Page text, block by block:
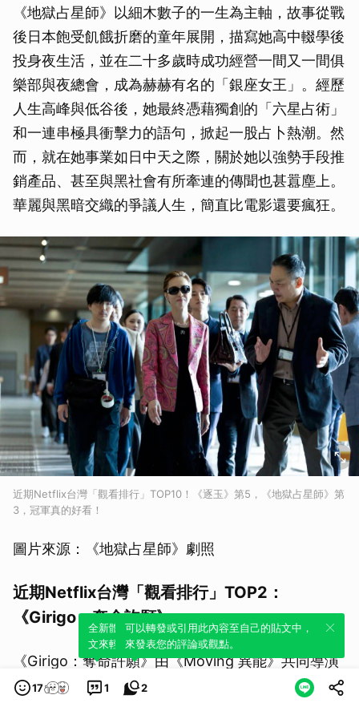
《地獄占星師》以細木數子的一生為主軸，故事從戰
後日本飽受飢餓折磨的童年展開，描寫她高中輟學後
投身夜生活，並在二十多歲時成功經營一間又一間俱
樂部與夜總會，成為赫赫有名的「銀座女王」。經歷
人生高峰與低谷後，她最終憑藉獨創的「六星占術」
和一連串極具衝擊力的語句，掀起一股占卜熱潮。然
而，就在她事業如日中天之際，關於她以強勢手段推
銷產品、甚至與黑社會有所牽連的傳聞也甚囂塵上。
華麗與黑暗交織的爭議人生，簡直比電影還要瘋狂。
近期Netflix台灣「觀看排行」TOP10！《逐玉》第5，《地獄占星師》第
3，冠軍真的好看！
圖片來源：《地獄占星師》劇照
近期Netflix台灣「觀看排行」TOP2：
《Girigo：奪命許願》
《Girigo：奪命許願》由《Moving 異能》共同導演
朴允瑞執導，並找來全昭映、康美娜、白宣號、玄祐
17 1
全新體驗！一鍵引用此內容，透過發布貼
文來輕鬆表達個人立場。
2
可以轉發或引用此內容至自己的貼文中，
來發表您的評論或觀點。